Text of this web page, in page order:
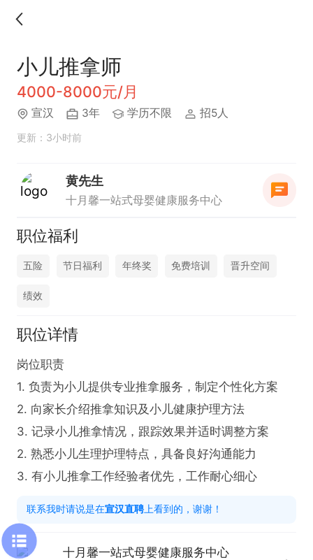
小儿推拿师
4000-8000元/月
宣汉 3年 学历不限 招5人
更新：3小时前
黄先生
十月馨一站式母婴健康服务中心
职位福利
五险 节日福利 年终奖 免费培训 晋升空间
绩效
职位详情
岗位职责
1. 负责为小儿提供专业推拿服务，制定个性化方案
2. 向家长介绍推拿知识及小儿健康护理方法
3. 记录小儿推拿情况，跟踪效果并适时调整方案
2. 熟悉小儿生理护理特点，具备良好沟通能力
3. 有小儿推拿工作经验者优先，工作耐心细心
联系我时请说是在宣汉直聘 上看到的，谢谢！
十月馨一站式母婴健康服务中心